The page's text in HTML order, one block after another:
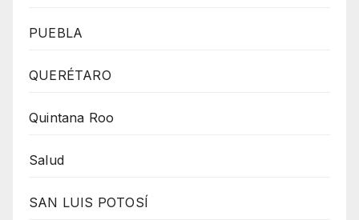
PUEBLA
QUERÉTARO
Quintana Roo
Salud
SAN LUIS POTOSÍ